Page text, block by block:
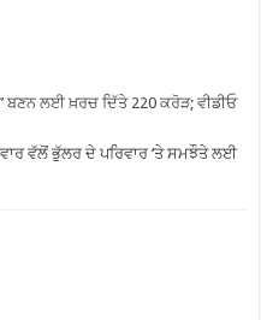
ਬਣਨ ਲਈ ਖ਼ਰਚ ਦਿੱਤੇ 220 ਕਰੋੜ; ਵੀਡੀਓ
ਵੱਲੋਂ ਭੁੱਲਰ ਦੇ ਪਰਿਵਾਰ ‘ਤੇ ਸਮਝੌਤੇ ਲਈ